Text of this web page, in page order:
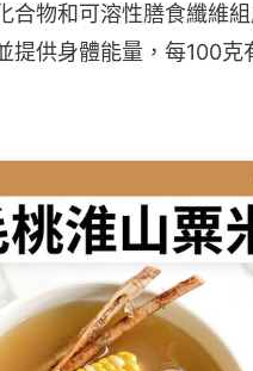
合物和可溶性膳食纖維
提供身體能量，每100克